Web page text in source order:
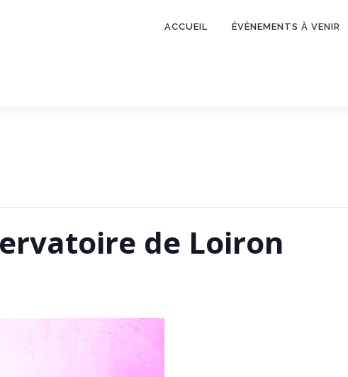
ACCUEIL ÉVÈNEMENTS À VENIR
de Loiron